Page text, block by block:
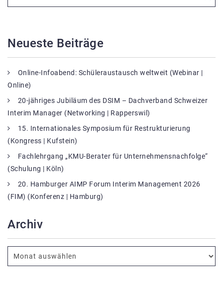
Neueste Beiträge
Online-Infoabend: Schüleraustausch weltweit (Webinar |
Online)
20-jähriges Jubiläum des DSIM – Dachverband Schweizer
Interim Manager (Networking | Rapperswil)
15. Internationales Symposium für Restrukturierung
(Kongress | Kufstein)
Fachlehrgang „KMU-Berater für Unternehmensnachfolge“
(Schulung | Köln)
20. Hamburger AIMP Forum Interim Management 2026
(FIM) (Konferenz | Hamburg)
Archiv